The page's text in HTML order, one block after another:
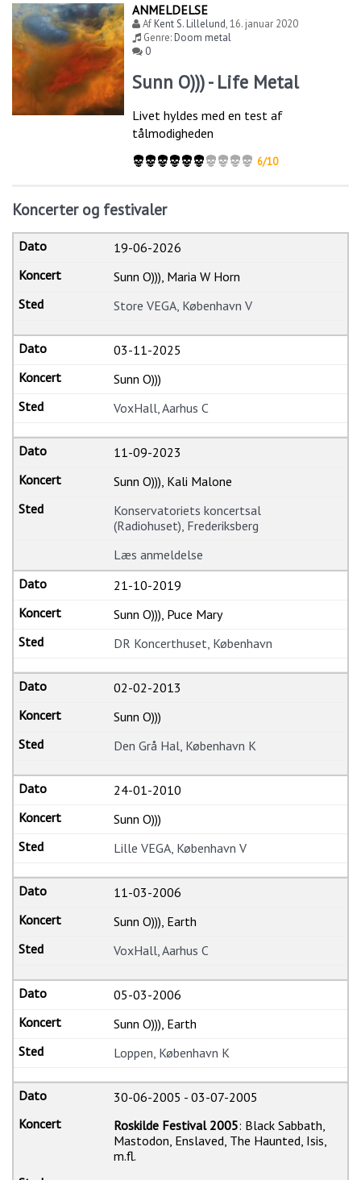
ANMELDELSE
AfKent S. Lillelund,16. januar 2020
Genre:Doom metal
0
Sunn O))) - Life Metal
Livet hyldes med en test af
tålmodigheden
6/10
Koncerter og festivaler
19-06-2026
Sunn O))), Maria W Horn
Store VEGA, København V
03-11-2025
Sunn O)))
VoxHall, Aarhus C
11-09-2023
Sunn O))), Kali Malone
Konservatoriets koncertsal
(Radiohuset), Frederiksberg
Læs anmeldelse
21-10-2019
Sunn O))), Puce Mary
DR Koncerthuset, København
02-02-2013
Sunn O)))
Den Grå Hal, København K
24-01-2010
Sunn O)))
Lille VEGA, København V
11-03-2006
Sunn O))), Earth
VoxHall, Aarhus C
05-03-2006
Sunn O))), Earth
Loppen, København K
30-06-2005 -03-07-2005
Roskilde Festival 2005: Black Sabbath,
Mastodon, Enslaved, The Haunted, Isis,
m.fl.